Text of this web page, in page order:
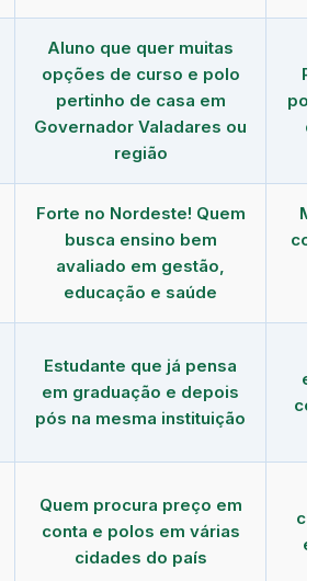
Aluno que quer muitas
opções de curso e polo
pertinho de casa em
Governador Valadares ou
região
Forte no Nordeste! Quem
busca ensino bem
avaliado em gestão,
educação e saúde
Estudante que já pensa
em graduação e depois
pós na mesma instituição
Quem procura preço em
conta e polos em várias
cidades do país